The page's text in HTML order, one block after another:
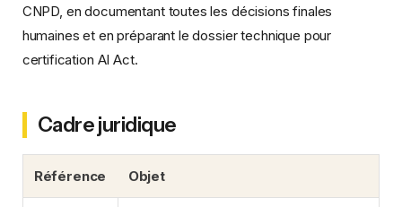
CNPD, en documentant toutes les décisions finales
humaines et en préparant le dossier technique pour
certification AI Act.
Cadre juridique
Référence Objet